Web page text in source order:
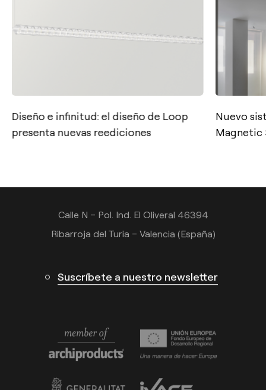
Diseño e infinitud: el diseño de Loop
presenta nuevas reediciones
Nuevo
Magnetic
Contacto
Calle N – Pol. Ind. El Oliveral 46394
Ribarroja del Turia – Valencia (España)
Suscríbete a nuestro newsletter